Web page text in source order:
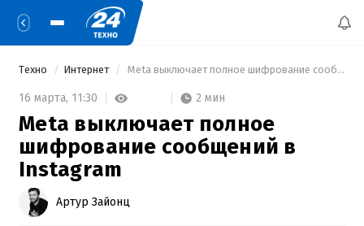
Техно Интернет Meta выключает полное шифрование сообщений в Instagram
16 марта, 11:30 2 мин
Meta выключает полное
шифрование сообщений в
Instagram
Артур Зайонц